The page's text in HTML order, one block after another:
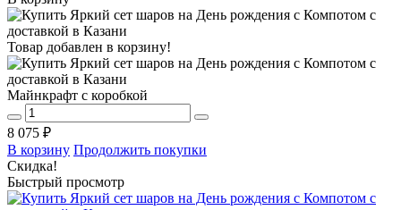
Товар добавлен в корзину!
Майнкрафт с коробкой
8 075 ₽
В корзину Продолжить покупки
Скидка!
Быстрый просмотр